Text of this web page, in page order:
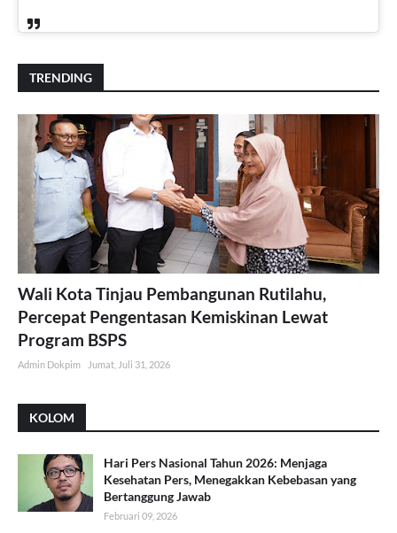
TRENDING
Wali Kota Tinjau Pembangunan Rutilahu,
Percepat Pengentasan Kemiskinan Lewat
Program BSPS
Admin Dokpim Jumat, Juli 31, 2026
KOLOM
Hari Pers Nasional Tahun 2026: Menjaga
Kesehatan Pers, Menegakkan Kebebasan yang
Bertanggung Jawab
Februari 09, 2026